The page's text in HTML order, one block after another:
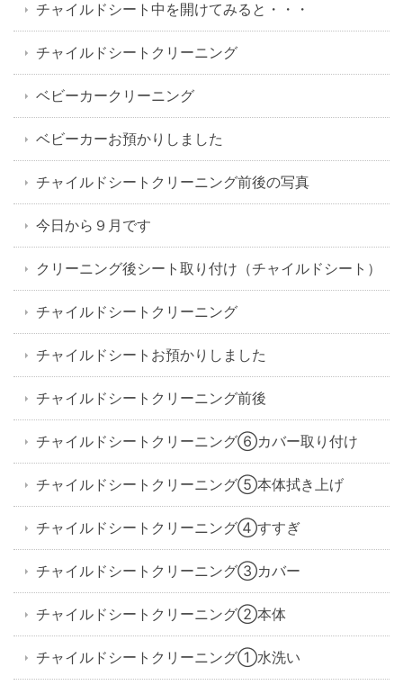
チャイルドシート中を開けてみると・・・
チャイルドシートクリーニング
ベビーカークリーニング
ベビーカーお預かりしました
チャイルドシートクリーニング前後の写真
今日から９月です
クリーニング後シート取り付け（チャイルドシート）
チャイルドシートクリーニング
チャイルドシートお預かりしました
チャイルドシートクリーニング前後
チャイルドシートクリーニング⑥カバー取り付け
チャイルドシートクリーニング⑤本体拭き上げ
チャイルドシートクリーニング④すすぎ
チャイルドシートクリーニング③カバー
チャイルドシートクリーニング②本体
チャイルドシートクリーニング①水洗い